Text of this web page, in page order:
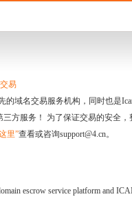
易
的域名交易服务机构，同时也是
方服务！ 为了保证交易的安全，
里”查看或咨询support@4.cn。
escrow service platform and